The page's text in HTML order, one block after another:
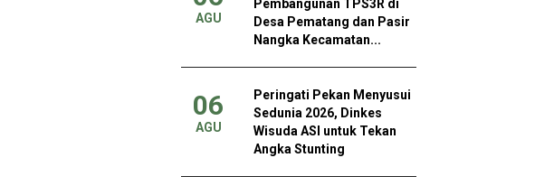
AGU
Pembangunan TPS3R di
Desa Pematang dan Pasir
Nangka Kecamatan...
06
AGU
Peringati Pekan Menyusui
Sedunia 2026, Dinkes
Wisuda ASI untuk Tekan
Angka Stunting